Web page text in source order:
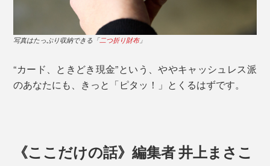
写真はたっぷり収納できる「二つ折り財布」
“カード、ときどき現金”という、ややキャッシュレス派
のあなたにも、きっと「ピタッ！」とくるはずです。
《ここだけの話》編集者 井上まさこ